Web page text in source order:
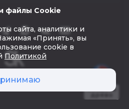
файлы Cookie
сайта, аналитики и
«Принять», вы
cookie в
Политикой
Создать